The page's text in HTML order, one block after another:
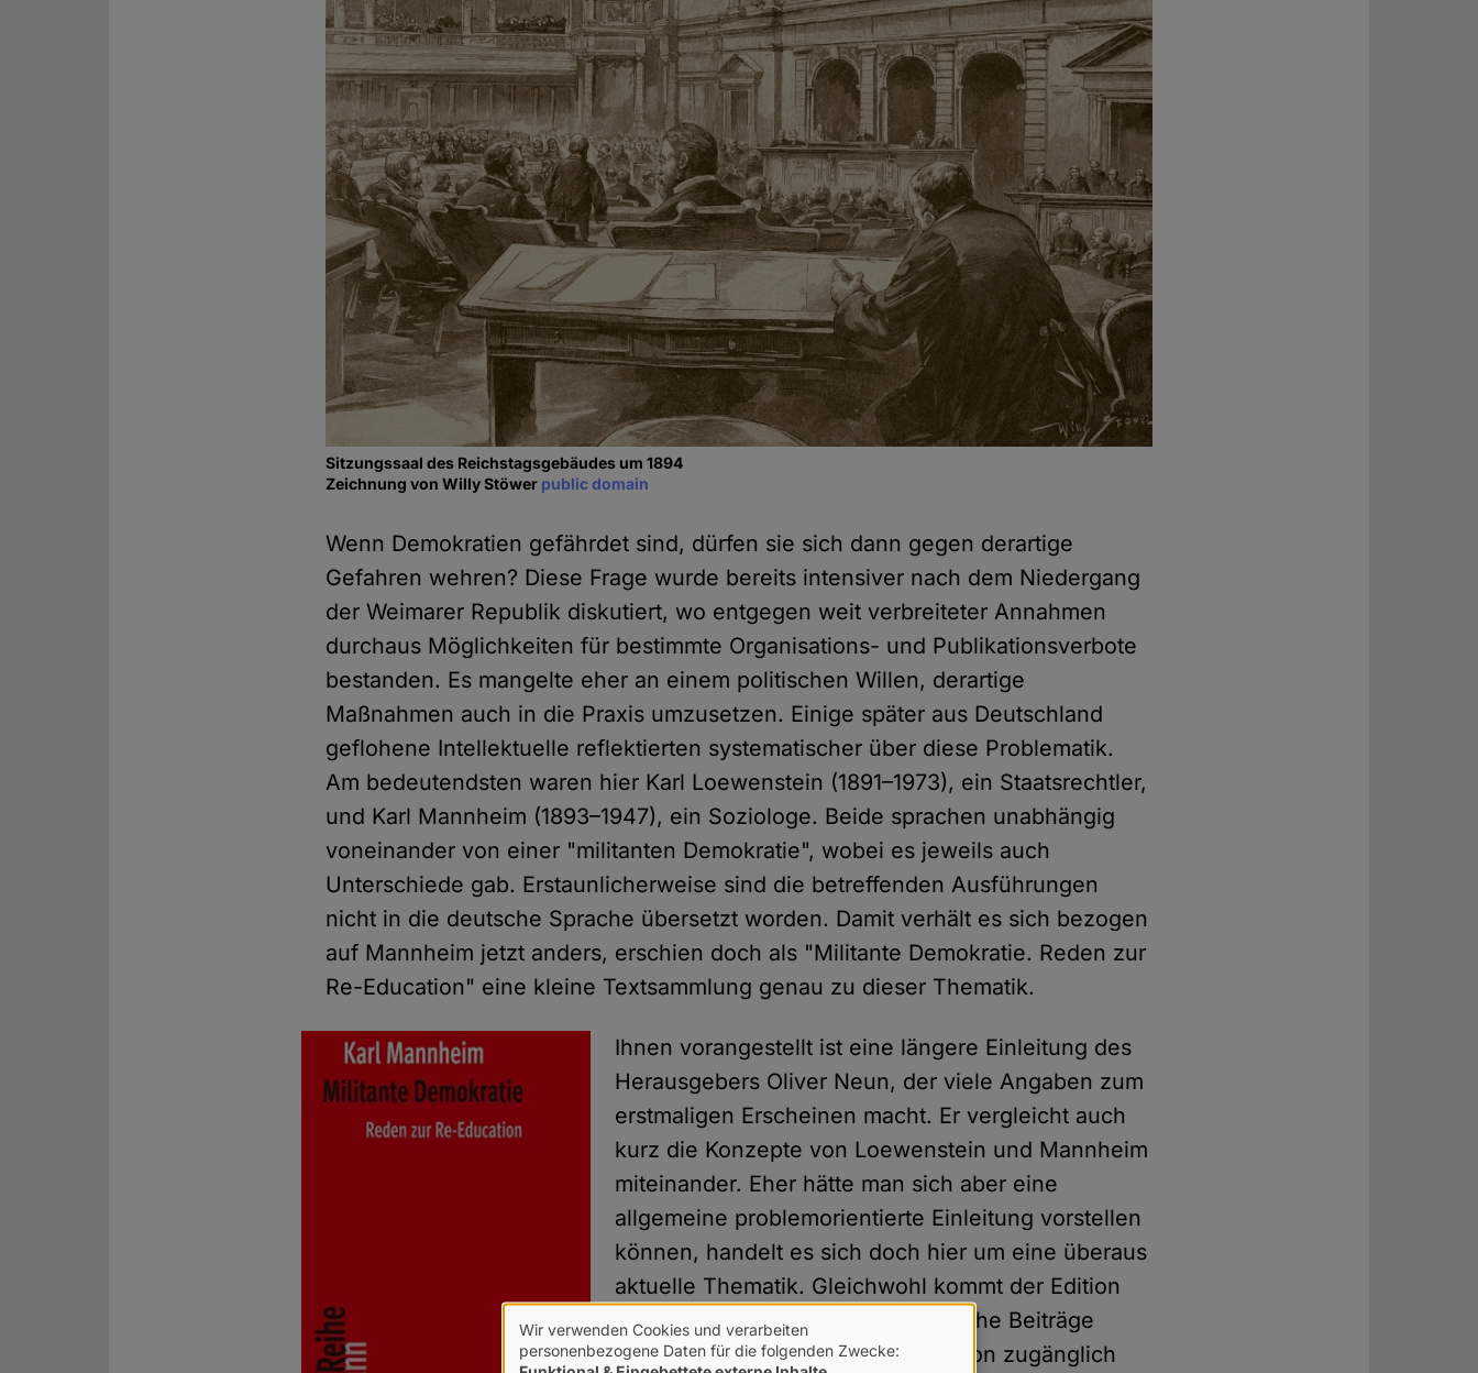
Sitzungssaal des Reichstagsgebäudes um 1894
Zeichnung von Willy Stöwer public domain
Wenn Demokratien gefährdet sind, dürfen sie sich dann gegen derartige
Gefahren wehren? Diese Frage wurde bereits intensiver nach dem Niedergang
der Weimarer Republik diskutiert, wo entgegen weit verbreiteter Annahmen
durchaus Möglichkeiten für bestimmte Organisations- und Publikationsverbote
bestanden. Es mangelte eher an einem politischen Willen, derartige
Maßnahmen auch in die Praxis umzusetzen. Einige später aus Deutschland
geflohene Intellektuelle reflektierten systematischer über diese Problematik.
Am bedeutendsten waren hier Karl Loewenstein (1891–1973), ein Staatsrechtler,
und Karl Mannheim (1893–1947), ein Soziologe. Beide sprachen unabhängig
voneinander von einer "militanten Demokratie", wobei es jeweils auch
Unterschiede gab. Erstaunlicherweise sind die betreffenden Ausführungen
nicht in die deutsche Sprache übersetzt worden. Damit verhält es sich bezogen
auf Mannheim jetzt anders, erschien doch als "Militante Demokratie. Reden zur
Re-Education" eine kleine Textsammlung genau zu dieser Thematik.
Ihnen vorangestellt ist eine längere Einleitung des
Herausgebers Oliver Neun, der viele Angaben zum
erstmaligen Erscheinen macht. Er vergleicht auch
kurz die Konzepte von Loewenstein und Mannheim
miteinander. Eher hätte man sich aber eine
allgemeine problemorientierte Einleitung vorstellen
können, handelt es sich doch hier um eine überaus
aktuelle Thematik. Gleichwohl kommt der Edition
ein großes Verdienst zu, eben solche Beiträge
wieder für die allgemeine Diskussion zugänglich
Verwendung
Wir verwenden Cookies und verarbeiten
personenbezogene Daten für die folgenden Zwecke: